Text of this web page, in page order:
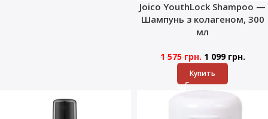
Joico YouthLock Shampoo —
Шампунь з колагеном, 300
мл
1 575грн. 1 099 грн.
Купить